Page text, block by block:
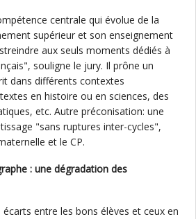
centrale qui évolue de la
supérieur et son enseignement
aux seuls moments dédiés à
souligne le jury. Il prône un
dans différents contextes
en histoire ou en sciences, des
etc. Autre préconisation: une
"sans ruptures inter-cycles",
et le CP.
: une dégradation des
entre les bons élèves et ceux en